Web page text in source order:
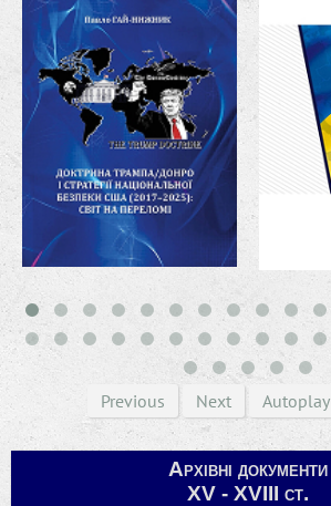
Previous Next Autoplay
Архівні документи
XV - XVIII ст.